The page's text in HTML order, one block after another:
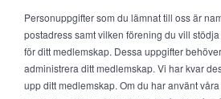
Personuppgifter som du lämnat till oss är
postadress samt vilken förening du vill
för ditt medlemskap. Dessa uppgifter
administrera ditt medlemskap. Vi har kvar
upp ditt medlemskap. Om du har använt